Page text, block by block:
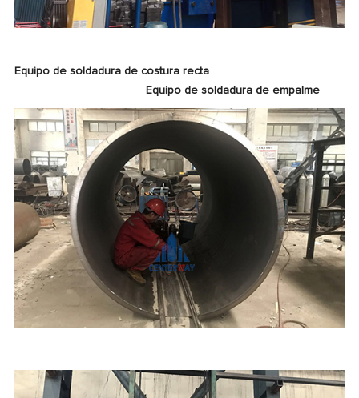
Equipo de soldadura de costura recta
Equipo de soldadura de empalme